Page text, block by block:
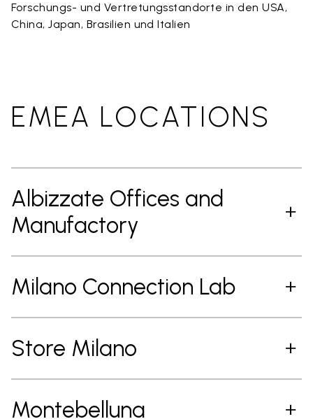
Forschungs- und Vertretungsstandorte in den USA,
China, Japan, Brasilien und Italien
EMEA LOCATIONS
Albizzate Offices and
Manufactory
Milano Connection Lab
Store Milano
Montebelluna